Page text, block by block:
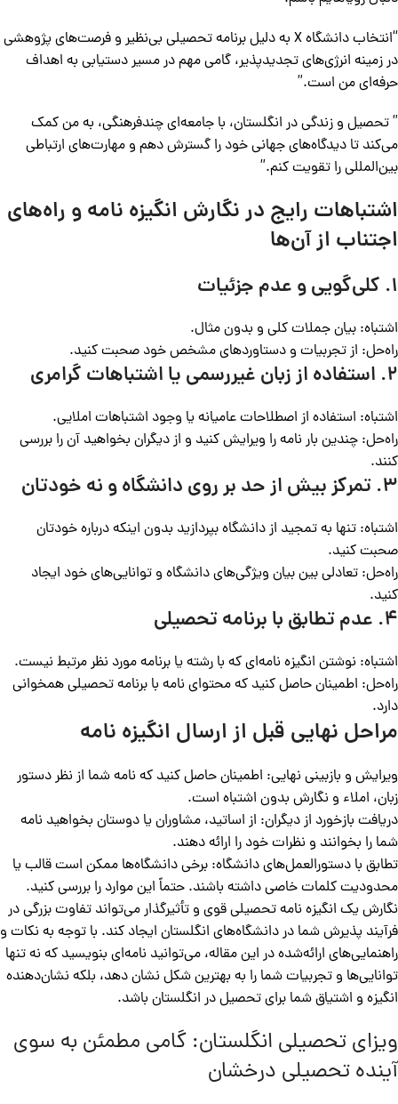
“انتخاب دانشگاه X به دلیل برنامه تحصیلی بی‌نظیر و فرصت‌های پژوهشی
در زمینه انرژی‌های تجدیدپذیر، گامی مهم در مسیر دستیابی به اهداف
حرفه‌ای من است.”
” تحصیل و زندگی در انگلستان، با جامعه‌ای چندفرهنگی، به من کمک
می‌کند تا دیدگاه‌های جهانی خود را گسترش دهم و مهارت‌های ارتباطی
بین‌المللی را تقویت کنم.”
اشتباهات رایج در نگارش انگیزه نامه و راه‌های
اجتناب از آن‌ها
۱. کلی‌گویی و عدم جزئیات
اشتباه: بیان جملات کلی و بدون مثال.
راه‌حل: از تجربیات و دستاوردهای مشخص خود صحبت کنید.
۲. استفاده از زبان غیررسمی یا اشتباهات گرامری
اشتباه: استفاده از اصطلاحات عامیانه یا وجود اشتباهات املایی.
راه‌حل: چندین بار نامه را ویرایش کنید و از دیگران بخواهید آن را بررسی
کنند.
۳. تمرکز بیش از حد بر روی دانشگاه و نه خودتان
اشتباه: تنها به تمجید از دانشگاه بپردازید بدون اینکه درباره خودتان
صحبت کنید.
راه‌حل: تعادلی بین بیان ویژگی‌های دانشگاه و توانایی‌های خود ایجاد
کنید.
۴. عدم تطابق با برنامه تحصیلی
اشتباه: نوشتن انگیزه نامه‌ای که با رشته یا برنامه مورد نظر مرتبط نیست.
راه‌حل: اطمینان حاصل کنید که محتوای نامه با برنامه تحصیلی همخوانی
دارد.
مراحل نهایی قبل از ارسال انگیزه نامه
ویرایش و بازبینی نهایی: اطمینان حاصل کنید که نامه شما از نظر دستور
زبان، املاء و نگارش بدون اشتباه است.
دریافت بازخورد از دیگران: از اساتید، مشاوران یا دوستان بخواهید نامه
شما را بخوانند و نظرات خود را ارائه دهند.
تطابق با دستورالعمل‌های دانشگاه: برخی دانشگاه‌ها ممکن است قالب یا
محدودیت کلمات خاصی داشته باشند. حتماً این موارد را بررسی کنید.
نگارش یک انگیزه نامه تحصیلی قوی و تأثیرگذار می‌تواند تفاوت بزرگی در
فرآیند پذیرش شما در دانشگاه‌های انگلستان ایجاد کند. با توجه به نکات و
راهنمایی‌های ارائه‌شده در این مقاله، می‌توانید نامه‌ای بنویسید که نه تنها
توانایی‌ها و تجربیات شما را به بهترین شکل نشان دهد، بلکه نشان‌دهنده
انگیزه و اشتیاق شما برای تحصیل در انگلستان باشد.
ویزای تحصیلی انگلستان: گامی مطمئن به سوی
آینده تحصیلی درخشان